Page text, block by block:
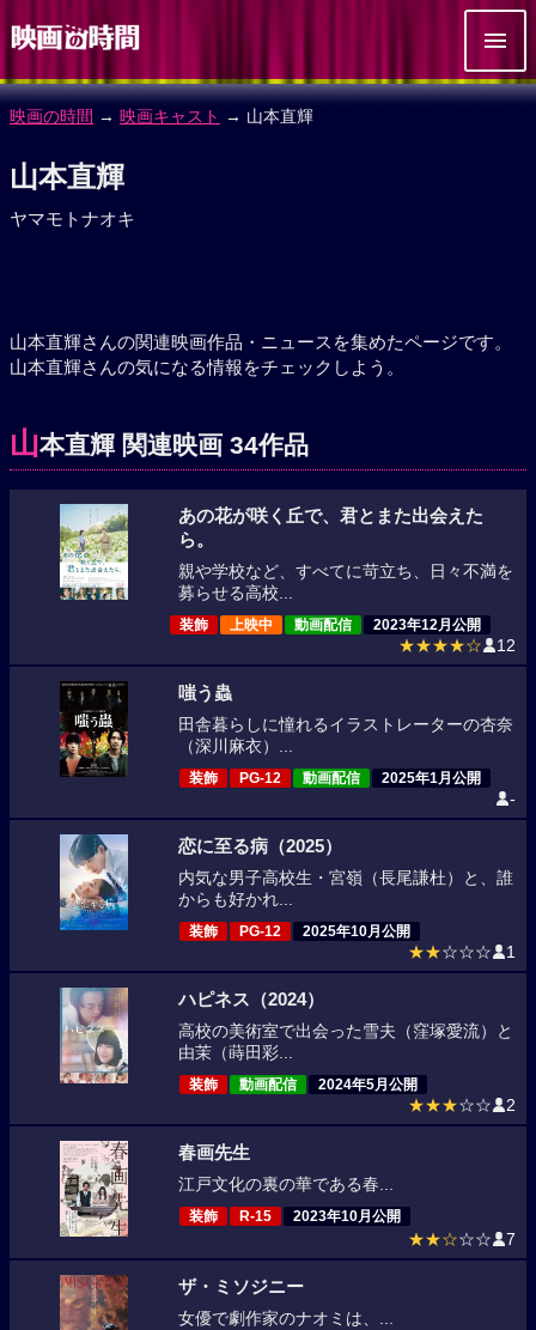
映画の時間 → 映画キャスト → 山本直輝
山本直輝
ヤマモトナオキ
山本直輝さんの関連映画作品・ニュースを集めたページです。
山本直輝さんの気になる情報をチェックしよう。
山本直輝 関連映画 34作品
あの花が咲く丘で、君とまた出会えた
ら。
親や学校など、すべてに苛立ち、日々不満を
募らせる高校...
装飾 上映中 動画配信 2023年12月公開
★★★★☆ 12
嗤う蟲
田舎暮らしに憧れるイラストレーターの杏奈
（深川麻衣）...
装飾 PG-12 動画配信 2025年1月公開
-
恋に至る病（2025）
内気な男子高校生・宮嶺（長尾謙杜）と、誰
からも好かれ...
装飾 PG-12 2025年10月公開
★★☆☆☆ 1
ハピネス（2024）
高校の美術室で出会った雪夫（窪塚愛流）と
由茉（蒔田彩...
装飾 動画配信 2024年5月公開
★★★☆☆ 2
春画先生
江戸文化の裏の華である春...
装飾 R-15 2023年10月公開
★★☆☆☆ 7
ザ・ミソジニー
女優で劇作家のナオミは、...